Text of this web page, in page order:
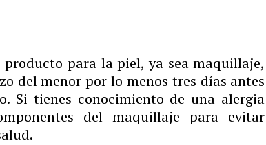
para la piel, ya sea maquillaje,
del menor por lo menos tres días antes
Si tienes conocimiento de una alergia
del maquillaje para evitar